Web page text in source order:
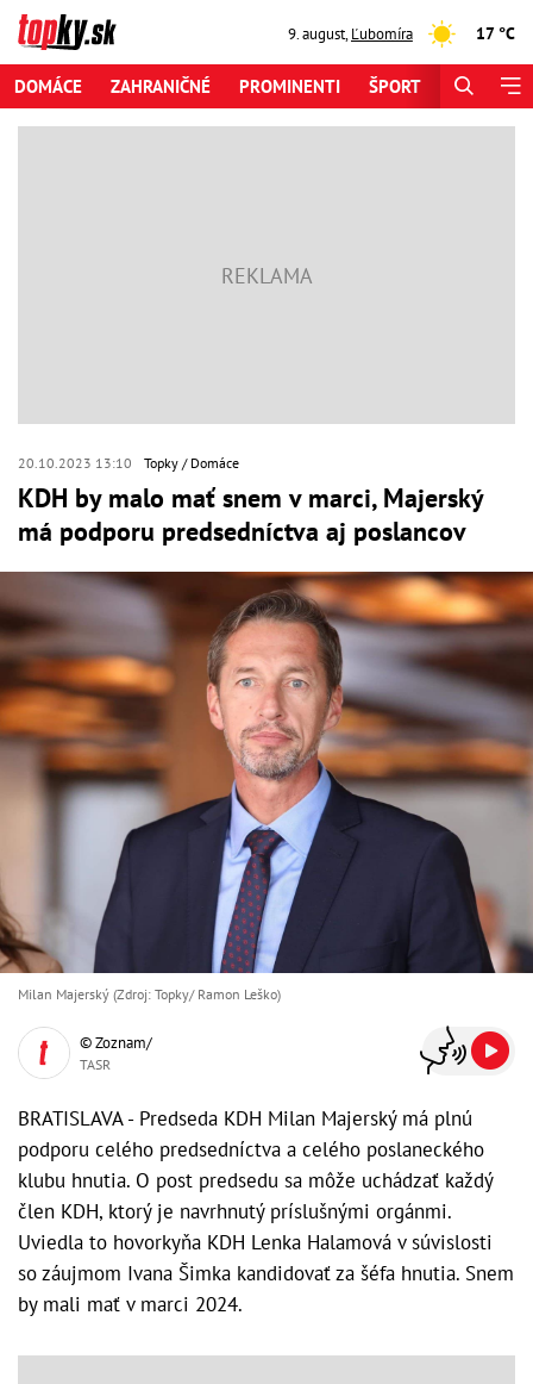
9. august,Ľubomíra 17 °C
DOMÁCE ZAHRANIČNÉ PROMINENTI ŠPORT
20.10.2023 13:10 Topky Domáce
KDH by malo mať snem v marci, Majerský
má podporu predsedníctva aj poslancov
Milan Majerský (Zdroj: Topky/ Ramon Leško)
© Zoznam/
TASR
BRATISLAVA - Predseda KDH Milan Majerský má plnú
podporu celého predsedníctva a celého poslaneckého
klubu hnutia. O post predsedu sa môže uchádzať každý
člen KDH, ktorý je navrhnutý príslušnými orgánmi.
Uviedla to hovorkyňa KDH Lenka Halamová v súvislosti
so záujmom Ivana Šimka kandidovať za šéfa hnutia. Snem
by mali mať v marci 2024.